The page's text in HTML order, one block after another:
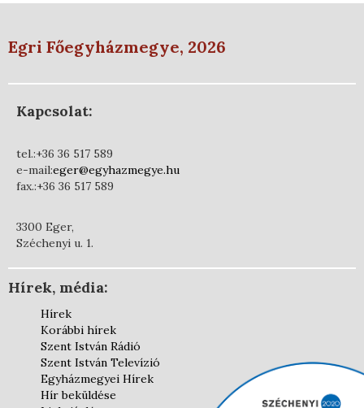
Egri Főegyházmegye, 2026
Kapcsolat:
tel.:+36 36 517 589
e-mail:eger@egyhazmegye.hu
fax.:+36 36 517 589
3300 Eger,
Széchenyi u. 1.
Hírek, média:
Hírek
Korábbi hírek
Szent István Rádió
Szent István Televízió
Egyházmegyei Hírek
Hír beküldése